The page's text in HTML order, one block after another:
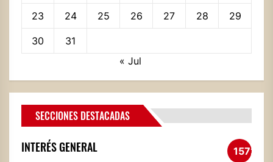
23 24 25 26 27 28 29
30
31
« Jul
SECCIONES DESTACADAS
INTERÉS GENERAL 1572